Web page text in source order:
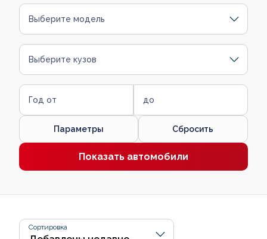
Выберите модель
Выберите кузов
Год от до
Параметры Сбросить
Показать автомобили
Сортировка